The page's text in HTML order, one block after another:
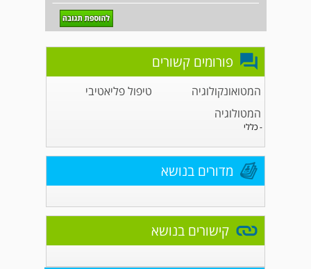
פורומים קשורים
המטואונקולוגיה
טיפול פליאטיבי
המטולוגיה
- כללי
מדורים בנושא
קישורים בנושא